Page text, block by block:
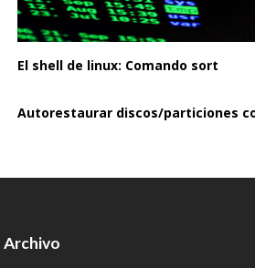
El shell de linux: Comando sort
Autorestaurar discos/particiones
Archivo